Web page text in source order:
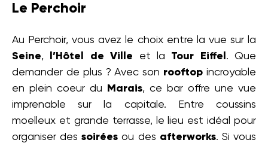
Le Perchoir
Au Perchoir, vous avez le choix entre la vue sur la
Seine, l’Hôtel de Ville et la Tour Eiffel . Que
demander de plus ? Avec son rooftop incroyable
en plein coeur du
Marais, ce bar offre une vue
imprenable sur la capitale. Entre coussins
moelleux et grande terrasse, le lieu est idéal pour
organiser dessoirées ou des afterworks. Si vous